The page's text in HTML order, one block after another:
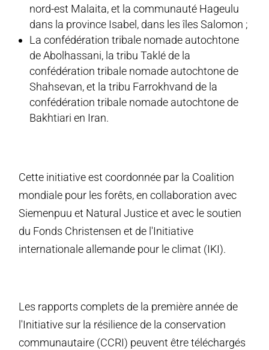
nord-est Malaita, et la communauté Hageulu
dans la province Isabel, dans les îles Salomon ;
La confédération tribale nomade autochtone
de Abolhassani, la tribu Taklé de la
confédération tribale nomade autochtone de
Shahsevan, et la tribu Farrokhvand de la
confédération tribale nomade autochtone de
Bakhtiari en Iran.
Cette initiative est coordonnée par la Coalition
mondiale pour les forêts, en collaboration avec
Siemenpuu et Natural Justice et avec le soutien
du Fonds Christensen et de l'Initiative
internationale allemande pour le climat (IKI).
Les rapports complets de la première année de
l'Initiative sur la résilience de la conservation
communautaire (CCRI) peuvent être téléchargés